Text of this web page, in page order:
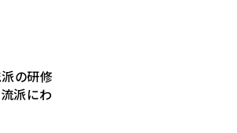
の研修
派にわ